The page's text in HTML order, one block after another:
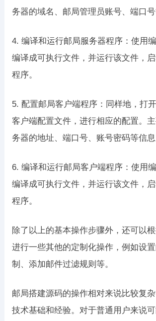
务器的域名、邮局管理员账号、端口号
4. 编译和运行邮局服务器程序：使用
编译成可执行文件，并运行该文件，启
程序。
5. 配置邮局客户端程序：同样地，打
客户端配置文件，进行相应的配置。
务器的地址、端口号、账号密码等信息
6. 编译和运行邮局客户端程序：使用
编译成可执行文件，并运行该文件，
程序。
除了以上的基本操作步骤外，还可以
进行一些其他的定制化操作，例如设
制、添加邮件过滤规则等。
邮局搭建源码的操作相对来说比较复杂
技术基础和经验。对于普通用户来说